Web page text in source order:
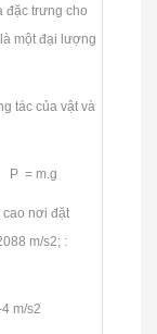
đặc trưng cho
một đại lượng
tác của vật và
P = m.g
cao nơi đặt
m/s2; :
m/s2